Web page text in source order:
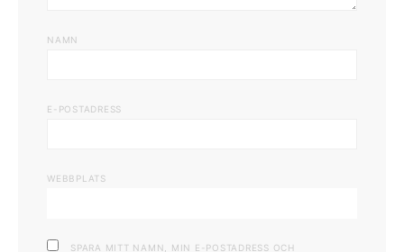
NAMN
E-POSTADRESS
WEBBPLATS
SPARA MITT NAMN, MIN E-POSTADRESS OCH